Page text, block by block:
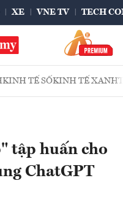
XE VNE TV TECH
KINH TẾ SỐKINH TẾ XANH
tập huấn cho
ChatGPT